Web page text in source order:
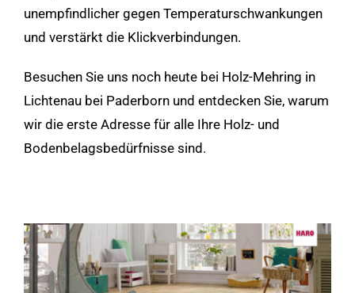
unempfindlicher gegen Temperaturschwankungen
und verstärkt die Klickverbindungen.
Besuchen Sie uns noch heute bei Holz-Mehring in
Lichtenau bei Paderborn und entdecken Sie, warum
wir die erste Adresse für alle Ihre Holz- und
Bodenbelagsbedürfnisse sind.